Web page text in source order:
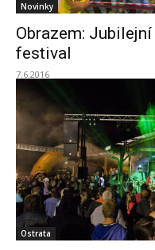
Novinky
Obrazem:
festival
7.6.2016
Ostrata